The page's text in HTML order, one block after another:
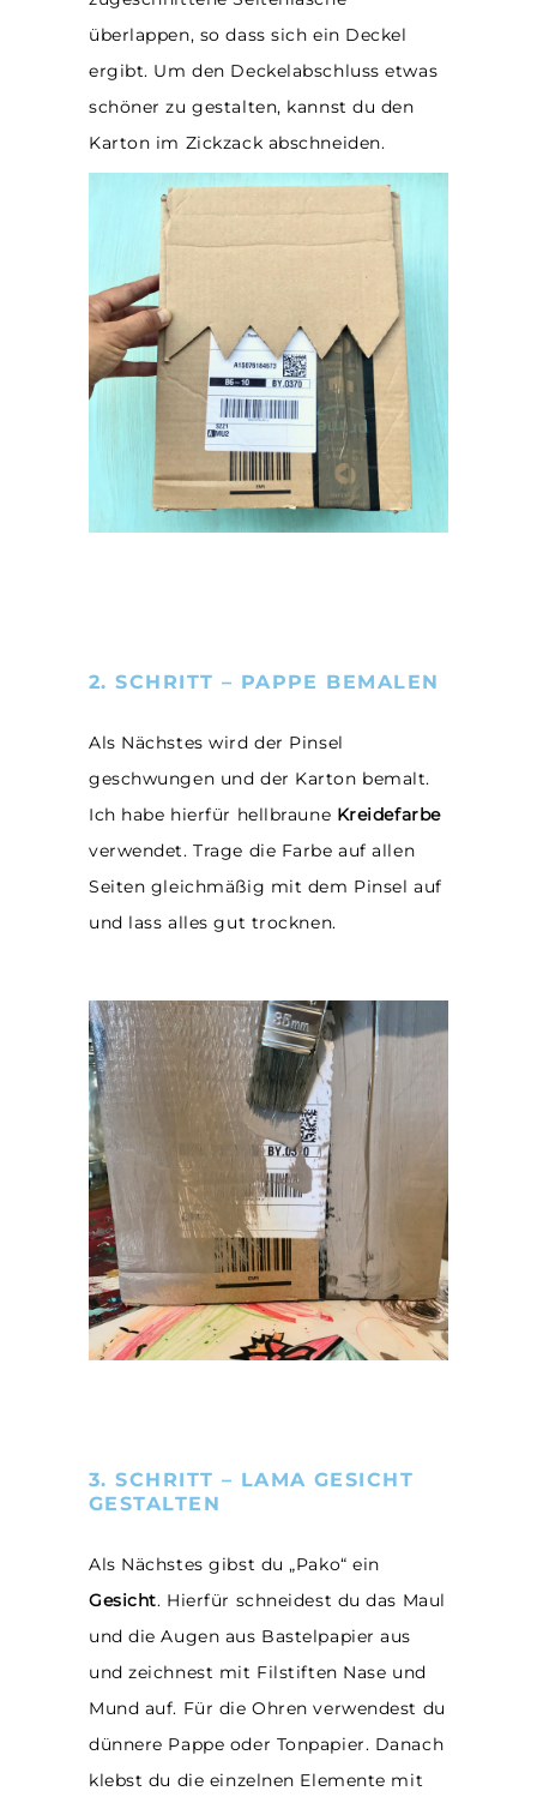
überlappen, so dass sich ein Deckel
ergibt. Um den Deckelabschluss etwas
schöner zu gestalten, kannst du den
Karton im Zickzack abschneiden.
2. SCHRITT – PAPPE BEMALEN
Als Nächstes wird der Pinsel
geschwungen und der Karton bemalt.
Ich habe hierfür hellbraune Kreidefarbe
verwendet. Trage die Farbe auf allen
Seiten gleichmäßig mit dem Pinsel auf
und lass alles gut trocknen.
3. SCHRITT – LAMA GESICHT
GESTALTEN
Als Nächstes gibst du „Pako“ ein
Gesicht. Hierfür schneidest du das Maul
und die Augen aus Bastelpapier aus
und zeichnest mit Filstiften Nase und
Mund auf. Für die Ohren verwendest du
dünnere Pappe oder Tonpapier. Danach
klebst du die einzelnen Elemente mit